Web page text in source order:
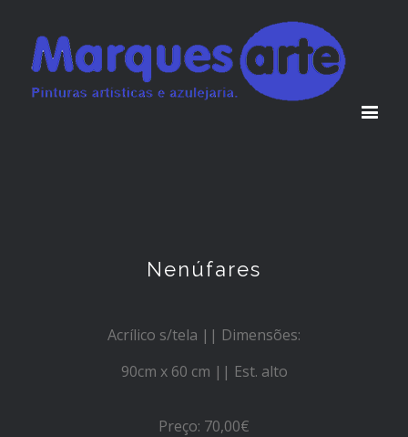
Nenúfares
Acrílico s/tela || Dimensões:
90cm x 60 cm || Est. alto
Preço: 70,00€